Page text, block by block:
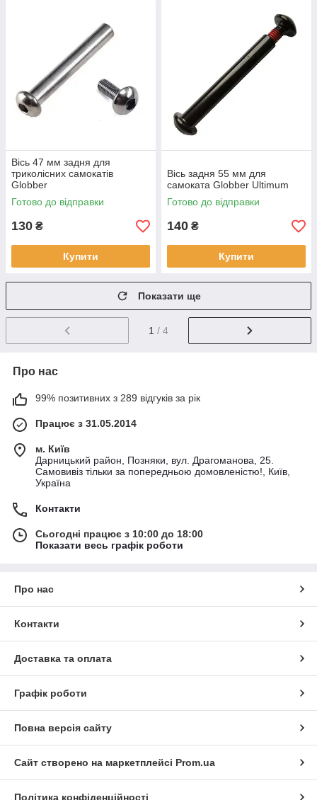
Вісь 47 мм задня для
триколісних самокатів
Globber
Готово до відправки
130 ₴
Купити
Вісь задня 55 мм для
самоката Globber Ultimum
Готово до відправки
140 ₴
Купити
Показати ще
1 / 4
Про нас
99% позитивних з 289 відгуків за рік
Працює з 31.05.2014
м. Київ
Дарницький район, Позняки, вул. Драгоманова, 25.
Самовивіз тільки за попередньою домовленістю!, Київ,
Україна
Контакти
Сьогодні працює з 10:00 до 18:00
Показати весь графік роботи
Про нас
Контакти
Доставка та оплата
Графік роботи
Повна версія сайту
Сайт створено на маркетплейсі Prom.ua
Політика конфіденційності